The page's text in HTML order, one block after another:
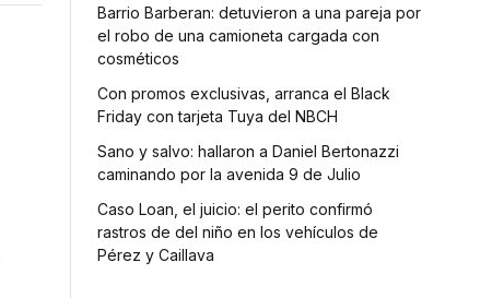
Barrio Barberan: detuvieron a una pareja por
el robo de una camioneta cargada con
cosméticos
Con promos exclusivas, arranca el Black
Friday con tarjeta Tuya del NBCH
Sano y salvo: hallaron a Daniel Bertonazzi
caminando por la avenida 9 de Julio
Caso Loan, el juicio: el perito confirmó
rastros de del niño en los vehículos de
Pérez y Caillava